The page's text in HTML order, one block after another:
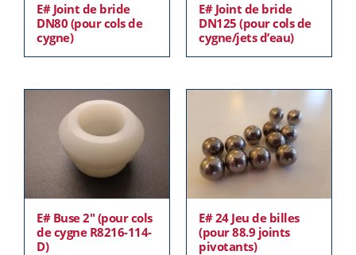
E# Joint de bride
DN80 (pour cols de
cygne)
E# Joint de bride
DN125 (pour cols de
cygne/jets d’eau)
E# Buse 2″ (pour cols
de cygne R8216-114-
D)
E# 24 Jeu de billes
(pour 88.9 joints
pivotants)